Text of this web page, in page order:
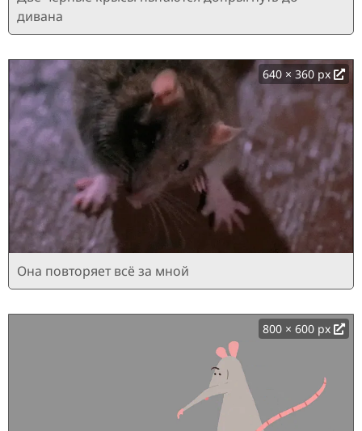
дивана
640 × 360 px
Она повторяет всё за мной
800 × 600 px